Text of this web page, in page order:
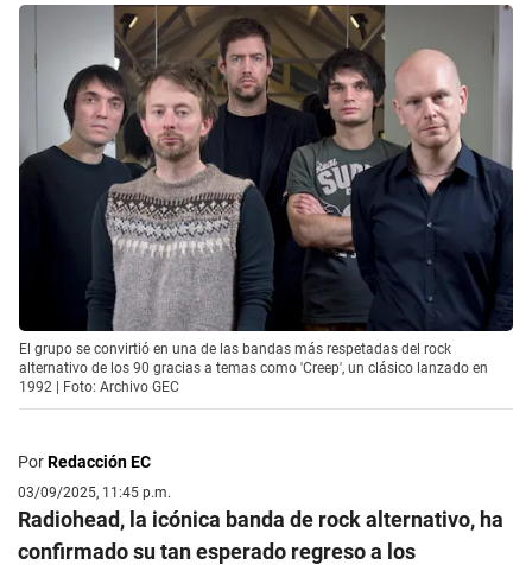
El grupo se convirtió en una de las bandas más respetadas del rock
alternativo de los 90 gracias a temas como 'Creep', un clásico lanzado en
1992 | Foto: Archivo GEC
PorRedacción EC
03/09/2025, 11:45 p.m.
Radiohead, la icónica banda de rock alternativo, ha
confirmado su tan esperado regreso a los